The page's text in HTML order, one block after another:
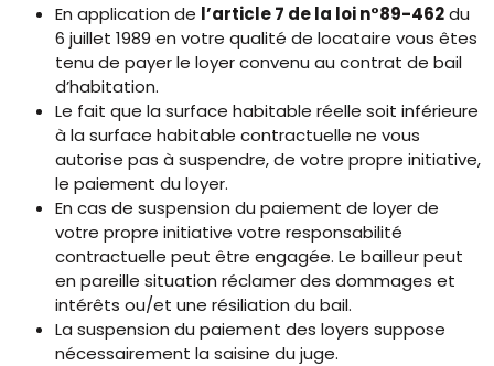
En application de l’article 7 de la loi n°89-462du
6 juillet 1989 en votre qualité de locataire vous êtes
tenu de payer le loyer convenu au contrat de bail
d’habitation.
Le fait que la surface habitable réelle soit inférieure
à la surface habitable contractuelle ne vous
autorise pas à suspendre, de votre propre initiative,
le paiement du loyer.
En cas de suspension du paiement de loyer de
votre propre initiative votre responsabilité
contractuelle peut être engagée. Le bailleur peut
en pareille situation réclamer des dommages et
intérêts ou/et une résiliation du bail.
La suspension du paiement des loyers suppose
nécessairement la saisine du juge.